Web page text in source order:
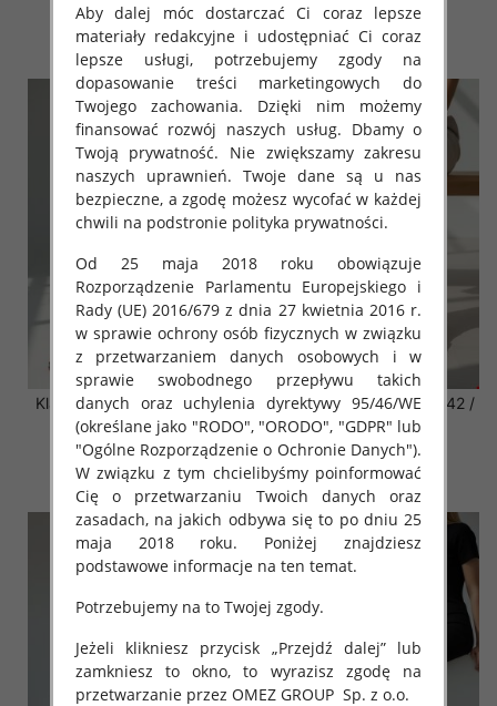
72.00 zł
szczegóły
76.00 zł
Klapki damskie Roz 36-42 /
12 par
41.00 zł
szczegóły
Klapki damskie Roz 36-42 /
12 par
41.00 zł
szczegóły
Aby dalej móc dostarczać Ci coraz lepsze
materiały redakcyjne i udostępniać Ci coraz
lepsze usługi, potrzebujemy zgody na
dopasowanie treści marketingowych do
Twojego zachowania. Dzięki nim możemy
finansować rozwój naszych usług. Dbamy o
Twoją prywatność. Nie zwiększamy zakresu
naszych uprawnień. Twoje dane są u nas
bezpieczne, a zgodę możesz wycofać w każdej
chwili na podstronie polityka prywatności.
Od 25 maja 2018 roku obowiązuje
Rozporządzenie Parlamentu Europejskiego i
Rady (UE) 2016/679 z dnia 27 kwietnia 2016 r.
w sprawie ochrony osób fizycznych w związku
z przetwarzaniem danych osobowych i w
sprawie swobodnego przepływu takich
danych oraz uchylenia dyrektywy 95/46/WE
(określane jako "RODO", "ORODO", "GDPR" lub
"Ogólne Rozporządzenie o Ochronie Danych").
W związku z tym chcielibyśmy poinformować
Cię o przetwarzaniu Twoich danych oraz
zasadach, na jakich odbywa się to po dniu 25
maja 2018 roku. Poniżej znajdziesz
podstawowe informacje na ten temat.
Potrzebujemy na to Twojej zgody.
Jeżeli klikniesz przycisk „Przejdź dalej” lub
zamkniesz to okno, to wyrazisz zgodę na
przetwarzanie przez OMEZ GROUP Sp. z o.o.